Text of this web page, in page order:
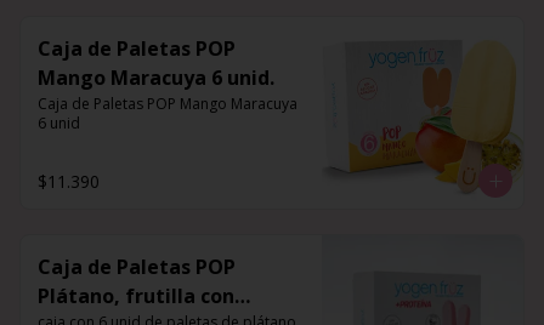
Caja de Paletas POP
Mango Maracuya 6 unid.
Caja de Paletas POP Mango Maracuya
6 unid
$11.390
Caja de Paletas POP
Plátano, frutilla con